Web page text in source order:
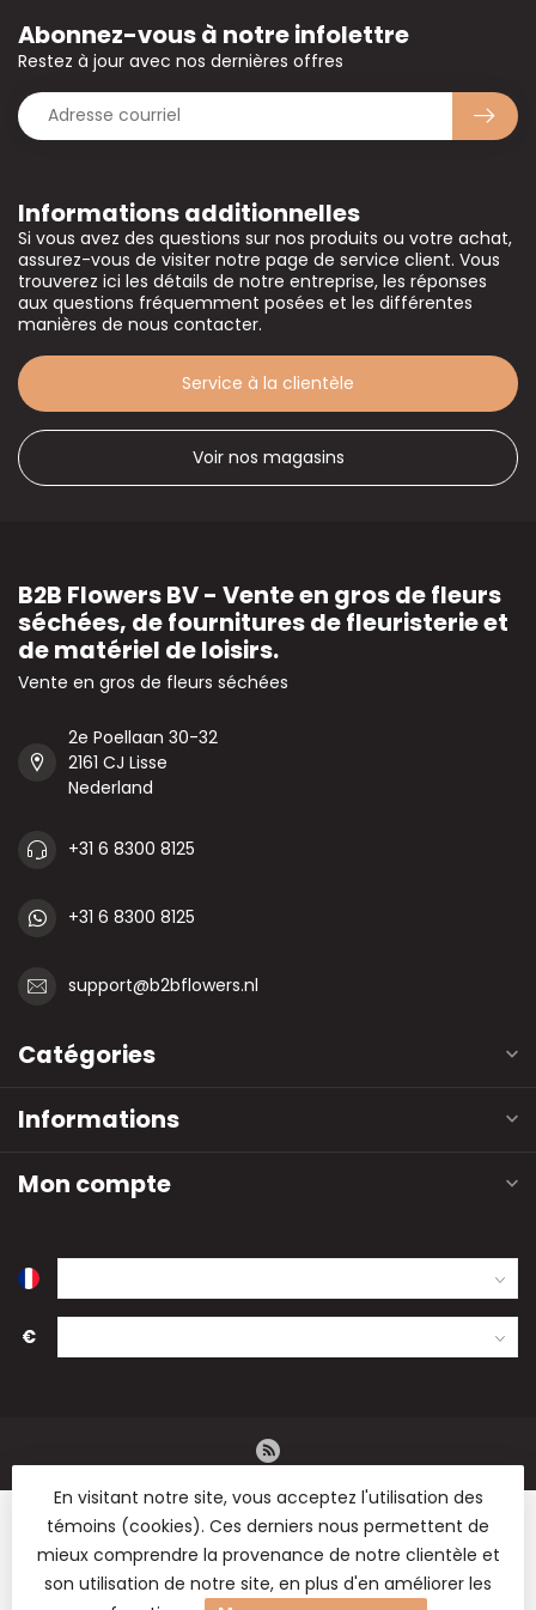
Informations additionnelles
Si vous avez des questions sur nos produits ou votre achat,
assurez-vous de visiter notre page de service client. Vous
trouverez ici les détails de notre entreprise, les réponses
aux questions fréquemment posées et les différentes
manières de nous contacter.
Service à la clientèle
Voir nos magasins
Abonnez-vous à notre infolettre
Restez à jour avec nos dernières offres
B2B Flowers BV - Vente en gros de fleurs
séchées, de fournitures de fleuristerie et
de matériel de loisirs.
Vente en gros de fleurs séchées
2e Poellaan 30-32
2161 CJ Lisse
Nederland
+31 6 8300 8125
+31 6 8300 8125
support@b2bflowers.nl
Catégories
Informations
Mon compte
€
© Copyright 2026 B2B Flowers BV - Vente en gros de fleurs
En visitant notre site, vous acceptez l'utilisation des
témoins (cookies). Ces derniers nous permettent de
mieux comprendre la provenance de notre clientèle et
son utilisation de notre site, en plus d'en améliorer les